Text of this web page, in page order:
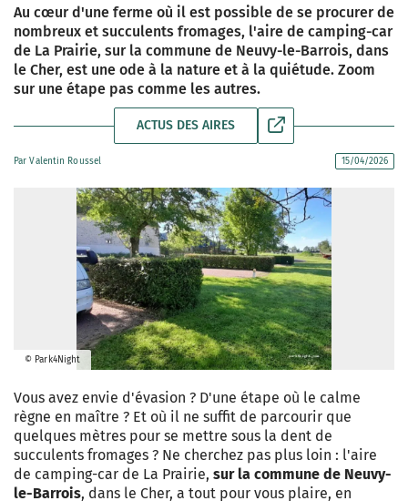
Au cœur d'une ferme où il est possible de se procurer de
nombreux et succulents fromages, l'aire de camping-car
de La Prairie, sur la commune de Neuvy-le-Barrois, dans
le Cher, est une ode à la nature et à la quiétude. Zoom
sur une étape pas comme les autres.
ACTUS DES AIRES
ParValentin Roussel 15/04/2026
© Park4Night
Vous avez envie d'évasion ? D'une étape où le calme
règne en maître ? Et où il ne suffit de parcourir que
quelques mètres pour se mettre sous la dent de
succulents fromages ? Ne cherchez pas plus loin : l'aire
de camping-car de La Prairie, sur la commune de Neuvy-
le-Barrois, dans le Cher, a tout pour vous plaire, en